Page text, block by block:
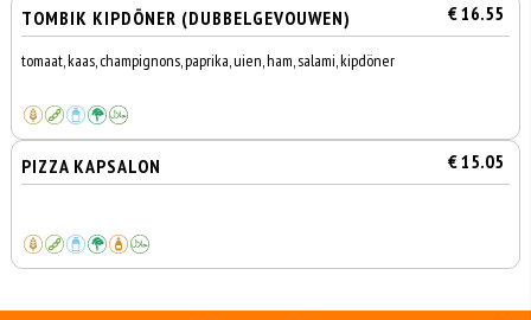
TOMBIK KIPDÖNER (DUBBELGEVOUWEN) € 16.55
tomaat, kaas, champignons, paprika, uien, ham, salami, kipdöner
PIZZA KAPSALON € 15.05